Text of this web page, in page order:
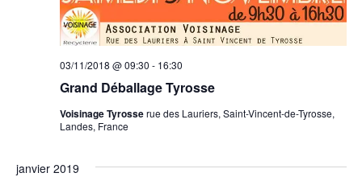
Grand Déballage Tyrosse
03/11/2018 @ 09:30 - 16:30
Voisinage Tyrosserue des Lauriers, Saint-Vincent-de-Tyrosse,
Landes, France
janvier 2019